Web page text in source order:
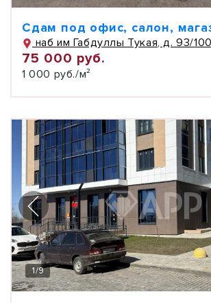
Сдам под офис, салон,
наб им Габдуллы Тукая, д. 93/100
75 000 руб.
1 000 руб./м²
1/9